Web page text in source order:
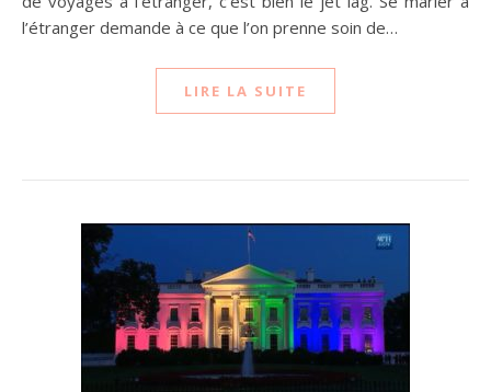
l’étranger demande à ce que l’on prenne soin de…
LIRE LA SUITE